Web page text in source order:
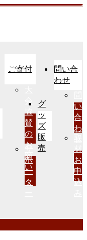
ご寄付
協
賛
の
お
願
い
ポ
ー
タ
グ
ッ
ズ
販
売
問い合
わせ
い
合
わ
材
お
申
込